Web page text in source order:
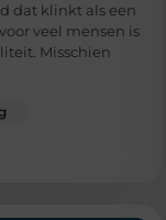
dat klinkt als een
veel mensen is
Misschien